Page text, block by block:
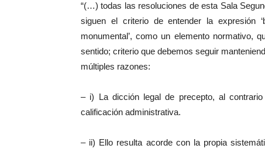
“(…) todas las resoluciones de esta Sala
siguen el criterio de entender la expresión
monumental’, como un elemento normativo,
sentido; criterio que debemos seguir
múltiples razones:
– i) La dicción legal de precepto, al
calificación administrativa.
– ii) Ello resulta acorde con la propia